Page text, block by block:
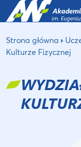
Strona główna
Kulturze Fizycznej